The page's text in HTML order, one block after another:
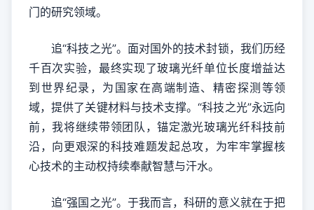
门的研究领域。
追“科技之光”。面对国外的技术封锁，我们历经
千百次实验，最终实现了玻璃光纤单位长度增益达
到世界纪录，为国家在高端制造、精密探测等领
域，提供了关键材料与技术支撑。“科技之光”永远向
前，我将继续带领团队，锚定激光玻璃光纤科技前
沿，向更艰深的科技难题发起总攻，为牢牢掌握核
心技术的主动权持续奉献智慧与汗水。
追“强国之光”。于我而言，科研的意义就在于把